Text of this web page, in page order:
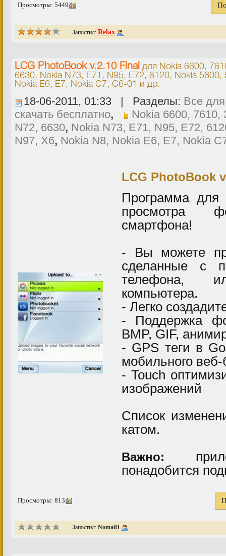
Просмотры: 5449
Запостил: Relax
LCG PhotoBook v.2.10 Final для Nokia 6600,
6630, Nokia N73, E71, N95, E72, 6120, Nokia 5800,
Nokia E6, E7, Nokia C7, C6-01
и др.
18-06-2011, 01:33 | Разделы: Все
скачать бесплатно,
Nokia 6600, 7610,
N72, 6630, Nokia N73, E71, N95, E72,
N97, X6, Nokia N8, Nokia E6, E7, Nokia
LCG PhotoBook
Программа для
просмотра
смартфона!
- Вы можете
сделанные с
телефона,
компьютера.
- Легко
- Поддержка
BMP, GIF,
- GPS теги в
мобильного
- Touch
изображений
Список
катом.
Важно:
понадобится
Просмотры: 813
Запостил: NomaiD